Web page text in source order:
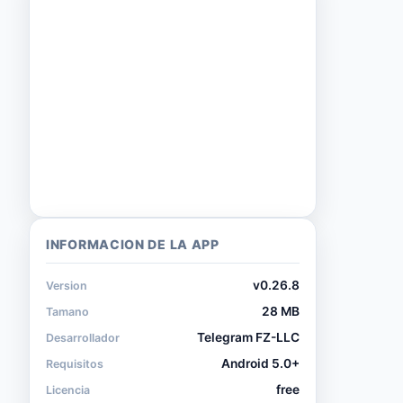
INFORMACION DE LA APP
Version v0.26.8
Tamano 28 MB
Desarrollador Telegram FZ-LLC
Requisitos Android 5.0+
Licencia free